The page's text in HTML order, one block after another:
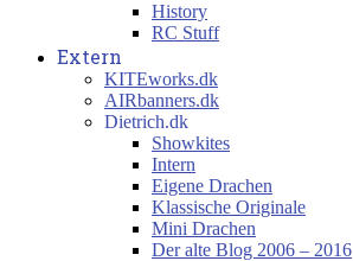
History
RC Stuff
Extern
KITEworks.dk
AIRbanners.dk
Dietrich.dk
Showkites
Intern
Eigene Drachen
Klassische Originale
Mini Drachen
Der alte Blog 2006 – 2016